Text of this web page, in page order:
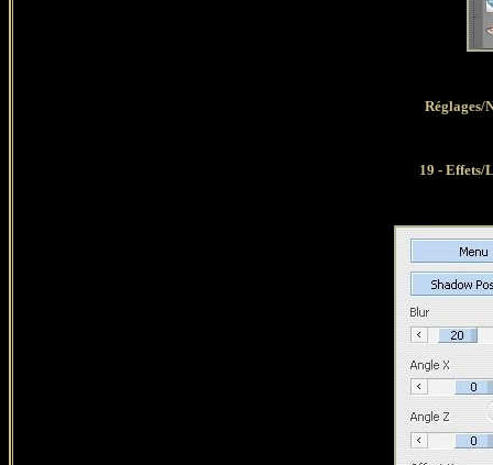
Réglages/
19 - Effets/